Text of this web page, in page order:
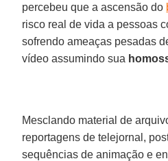
percebeu que a ascensão do
risco real de vida a pessoas
sofrendo ameaças pesadas
vídeo assumindo sua
Mesclando material de
reportagens de telejornal,
sequências de animação e